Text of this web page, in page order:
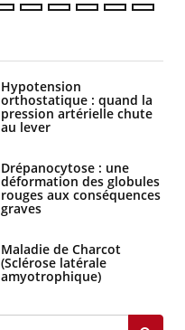
Hypotension
orthostatique : quand la
pression artérielle chute
au lever
Drépanocytose : une
déformation des globules
rouges aux conséquences
graves
Maladie de Charcot
(Sclérose latérale
amyotrophique)